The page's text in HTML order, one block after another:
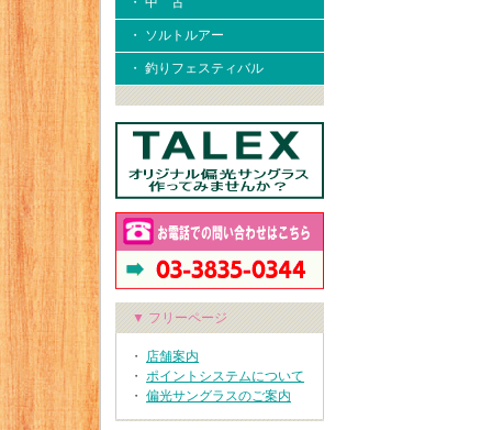
・ ソルトルアー
・ 釣りフェスティバル
▼ フリーページ
・ 店舗案内
・ ポイントシステムについて
・ 偏光サングラスのご案内